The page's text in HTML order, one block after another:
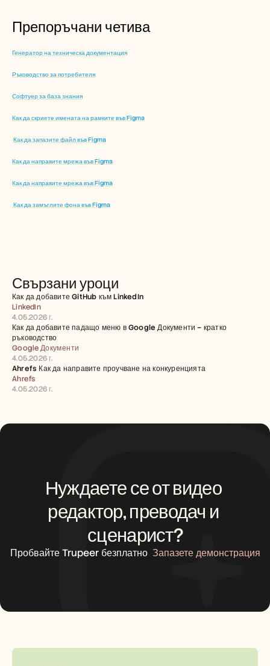
Препоръчани четива
Генератор на техническа документация
Ръководство за потребителя
Софтуер за база знания
Как да скриете имената на рамките във Figma
Как да запазите файл във Figma
Как да направите мрежа във Figma
Как да направите мрежа във Figma
Как да замъглите фона във Figma
Свързани уроци
Как да добавите GitHub към LinkedIn
LinkedIn
4.05.2026 г.
Как да добавите падащо меню в Google Документи – кратко
ръководство
Google Документи
4.05.2026 г.
Ahrefs Как да направите проучване на конкуренцията
Ahrefs
4.05.2026 г.
Нуждаете се от видео
редактор, преводач и
сценарист?
Пробвайте Trupeer безплатно Запазете демонстрация